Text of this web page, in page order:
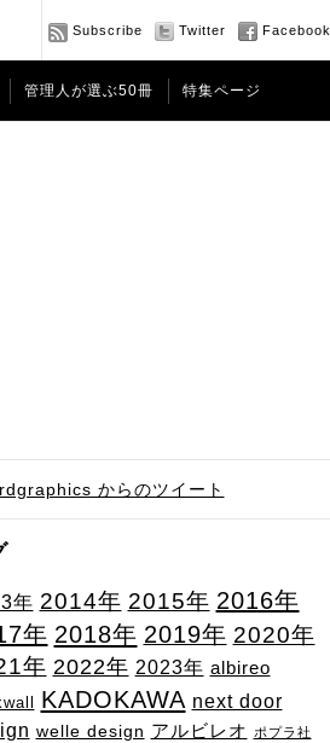
Subscribe Twitter Facebook
管理人が選ぶ50冊 特集ページ
からのツイート
年 2014年 2015年 2016年
年 2018年 2019年 2020年
年 2022年 2023年 albireo
KADOKAWA next door
welle design アルビレオ ポプラ社